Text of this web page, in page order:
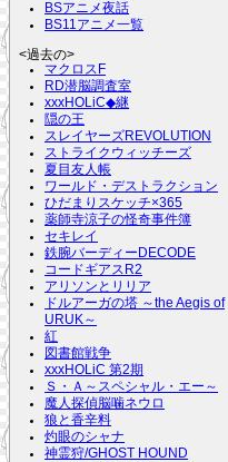
BSアニメ夜話
BS11アニメ一覧
<過去の>
マクロスF
RD潜脳調査室
xxxHOLiC◆継
隠の王
スレイヤーズREVOLUTION
ストライクウィッチーズ
夏目友人帳
ワールド・デストラクション
ひだまりスケッチ×365
薬師寺涼子の怪奇事件簿
セキレイ
鉄腕バーディーDECODE
コードギアスR2
アリソンとリリア
ドルアーガの塔 ～the Aegis of
URUK～
紅
図書館戦争
xxxHOLiC 第2期
Ｓ・Ａ～スペシャル・エー～
魔人探偵脳噛ネウロ
狼と香辛料
灼眼のシャナ
神霊狩/GHOST HOUND